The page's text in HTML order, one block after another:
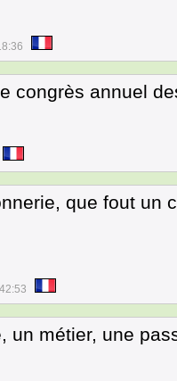
congrès annuel
que fout un
un métier, une